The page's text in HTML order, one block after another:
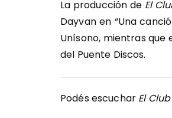
La producción de El
Dayvan en “Una
Unísono, mientras que
del Puente Discos.
Podés escuchar El